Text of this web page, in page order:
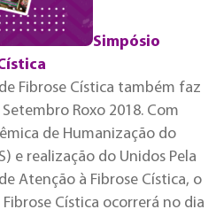
Simpósio
Fibrose Cística também faz
Roxo 2018. Com
de Humanização do
e realização do Unidos Pela
Atenção à Fibrose Cística, o
Cística ocorrerá no dia